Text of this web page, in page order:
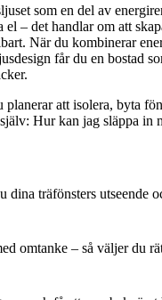
som en del av
el – det handlar om att
När du kombinerar
får du en bostad
planerar att isolera, byta
Hur kan jag släppa in
dina träfönsters utseende
omtanke – så väljer du